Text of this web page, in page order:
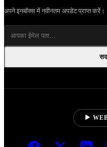
अपने इनबॉक्स में नवीनतम अपडेट प्राप्त करें।
▶